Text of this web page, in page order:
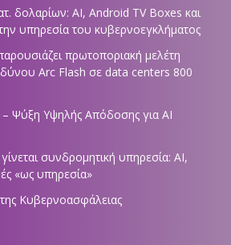
δολαρίων: AI, Android TV Boxes και
υπηρεσία του κυβερνοεγκλήματος
πρωτοποριακή μελέτη
Arc Flash σε data centers 800
Ψύξη Υψηλής Απόδοσης για AI
συνδρομητική υπηρεσία: AI,
«ως υπηρεσία»
Κυβερνοασφάλειας